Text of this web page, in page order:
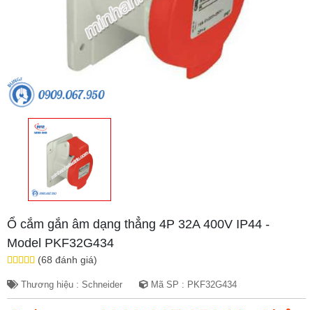
Ổ cắm gắn âm dạng thẳng 4P 32A 400V IP44 -
Model PKF32G434
(68 đánh giá)
Thương hiệu : Schneider Mã SP : PKF32G434